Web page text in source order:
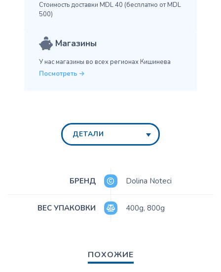
Стоимость доставки MDL 40 (бесплатно от MDL
500)
Магазины
У нас магазины во всех регионах Кишинева
Посмотреть
ДЕТАЛИ
БРЕНД Dolina Noteci
ВЕС УПАКОВКИ 400g, 800g
ПОХОЖИЕ